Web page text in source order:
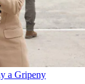
a Gripeny